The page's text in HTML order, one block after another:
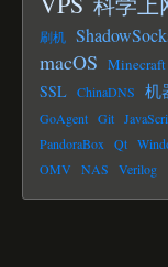
刷机
macOS Minecraft
SSL ChinaDNS 机
GoAgent Git
PandoraBox Qt
OMV
NAS Verilog